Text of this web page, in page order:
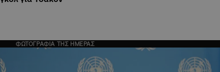
ΦΩΤΟΓΡΑΦΙΑ ΤΗΣ ΗΜΕΡΑΣ